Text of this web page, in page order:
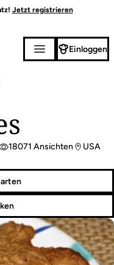
Jetzt registrieren
Einloggen
18071 Ansichten
USA